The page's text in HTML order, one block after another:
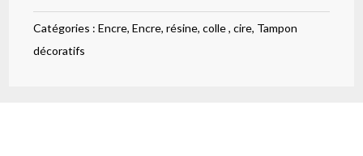
Bleue
IOD
Catégories :Encre,Encre, résine, colle , cire, Tampon
décoratifs